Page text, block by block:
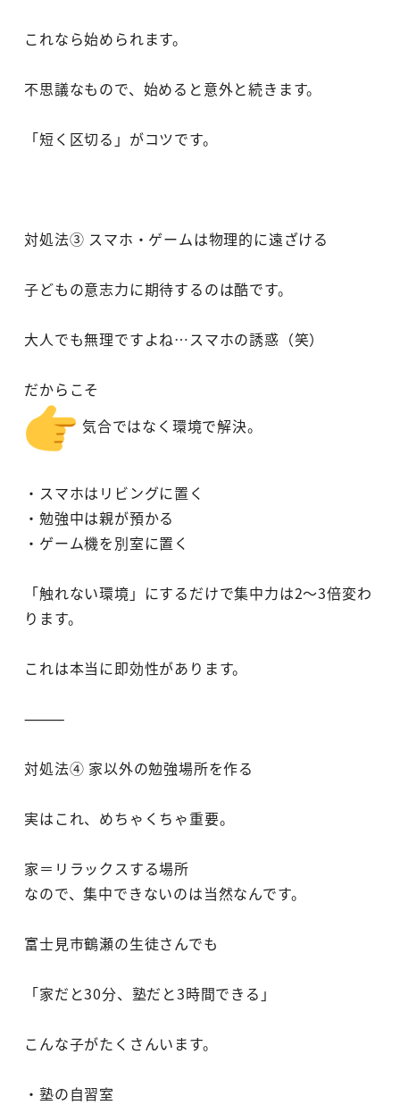
これなら始められます。
不思議なもので、始めると意外と続きます。
「短く区切る」がコツです。
対処法③ スマホ・ゲームは物理的に遠ざける
子どもの意志力に期待するのは酷です。
大人でも無理ですよね…スマホの誘惑（笑）
だからこそ
気合ではなく環境で解決。
・スマホはリビングに置く
・勉強中は親が預かる
・ゲーム機を別室に置く
「触れない環境」にするだけで集中力は2～3倍変わ
ります。
これは本当に即効性があります。
⸻
対処法④ 家以外の勉強場所を作る
実はこれ、めちゃくちゃ重要。
家＝リラックスする場所
なので、集中できないのは当然なんです。
富士見市鶴瀬の生徒さんでも
「家だと30分、塾だと3時間できる」
こんな子がたくさんいます。
・塾の自習室